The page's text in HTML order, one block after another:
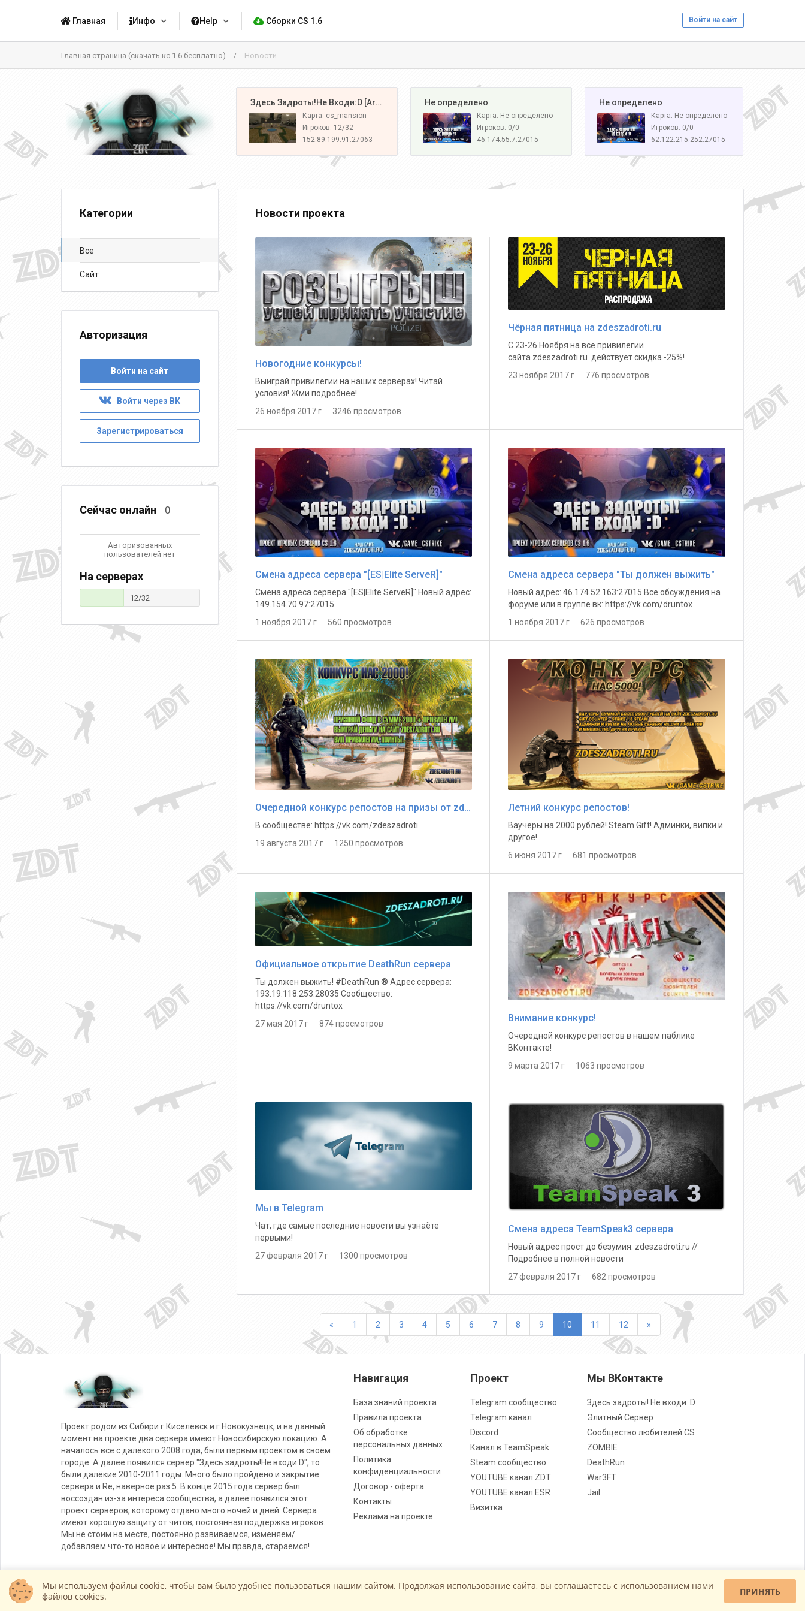
Войти на сайт
Главная Инфо Help Сборки CS 1.6
Главная страница (скачать кс 1.6 бесплатно) / Новости
️ Здесь Задроты!Не Входи:D [Army#1]
Карта: cs_mansion
Игроков: 12/32
152.89.199.91:27063
️ Не определено
Карта: Не определено
Игроков: 0/0
46.174.55.7:27015
️ Не определено
Карта: Не определено
Игроков: 0/0
62.122.215.252:27015
Новости проекта
Новогодние конкурсы!
Выиграй привилегии на наших серверах! Читай
условия! Жми подробнее!
26 ноября 2017 г 3246 просмотров
Чёрная пятница на zdeszadroti.ru
С 23-26 Ноября на все привилегии
сайта zdeszadroti.ru действует скидка -25%!
23 ноября 2017 г 776 просмотров
Смена адреса сервера "[ES|Elite ServeR]"
Смена адреса сервера "[ES|Elite ServeR]" Новый адрес:
149.154.70.97:27015
1 ноября 2017 г 560 просмотров
Смена адреса сервера "Ты должен выжить"
Новый адрес: 46.174.52.163:27015 Все обсуждения на
форуме или в группе вк: https://vk.com/druntox
1 ноября 2017 г 626 просмотров
Очередной конкурс репостов на призы от zdeszadroti.ru
В сообществе: https://vk.com/zdeszadroti
19 августа 2017 г 1250 просмотров
Летний конкурс репостов!
Ваучеры на 2000 рублей! Steam Gift! Админки, випки и
другое!
6 июня 2017 г 681 просмотров
Официальное открытие DeathRun сервера
Ты должен выжить! #DeathRun ® Адрес сервера:
193.19.118.253:28035 Cообщество:
https://vk.com/druntox
27 мая 2017 г 874 просмотров
Внимание конкурс!
Очередной конкурс репостов в нашем паблике
ВКонтакте!
9 марта 2017 г 1063 просмотров
Мы в Telegram
Чат, где самые последние новости вы узнаёте
первыми!
27 февраля 2017 г 1300 просмотров
Смена адреса TeamSpeak3 сервера
Новый адрес прост до безумия: zdeszadroti.ru //
Подробнее в полной новости
27 февраля 2017 г 682 просмотров
«Назад1 2 3 4 5 6 7 8 9 10 11 12 »Вперед
Категории
Все
Сайт
Авторизация
Войти на сайт
Войти через ВК
Зарегистрироваться
Сейчас онлайн 0
Авторизованных
пользователей нет
На серверах
12/32
Проект родом из Сибири г.Киселёвск и г.Новокузнецк, и на данный
момент на проекте два сервера имеют Новосибирскую локацию. А
началось всё с далёкого 2008 года, были первым проектом в своём
городе. А далее появился сервер "Здесь задроты!Не входи:D", то
были далёкие 2010-2011 годы. Много было пройдено и закрытие
сервера и Re, наверное раз 5. В конце 2015 года сервер был
воссоздан из-за интереса сообщества, а далее появился этот
проект серверов, которому отдано много ночей и дней. Сервера
имеют хорошую защиту от читов, постоянная поддержка игроков.
Мы не стоим на месте, постоянно развиваемся, изменяем/
добавляем что-то новое и интересное! Мы правда, стараемся!
Навигация
База знаний проекта
Правила проекта
Об обработке
персональных данных
Политика
конфиденциальности
Договор - оферта
Контакты
Реклама на проекте
Проект
Telegram сообщество
Telegram канал
Discord
Канал в TeamSpeak
Steam сообщество
YOUTUBE канал ZDT
YOUTUBE канал ESR
Визитка
Мы ВКонтакте
Здесь задроты! Не входи :D
Элитный Сервер
Сообщество любителей CS
ZOMBIE
DeathRun
War3FT
Jail
Лучшие сервера Counter - Strike © Все права защищены GameCMS
Мы используем файлы cookie, чтобы вам было удобнее пользоваться нашим сайтом. Продолжая использование сайта, вы соглашаетесь c использованием нами
файлов cookies.
ПРИНЯТЬ